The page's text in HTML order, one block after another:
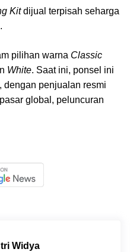
Kitdijual terpisah seharga
pilihan warna Classic
White. Saat ini, ponsel ini
penjualan resmi
global, peluncuran
Widya